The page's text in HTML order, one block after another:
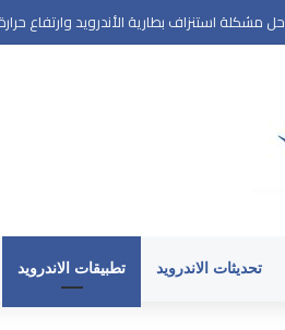
حل مشكلة استنزاف بطارية الأندرويد وارتفاع حرارة
تحديثات الاندرويد تطبيقات الاندرويد